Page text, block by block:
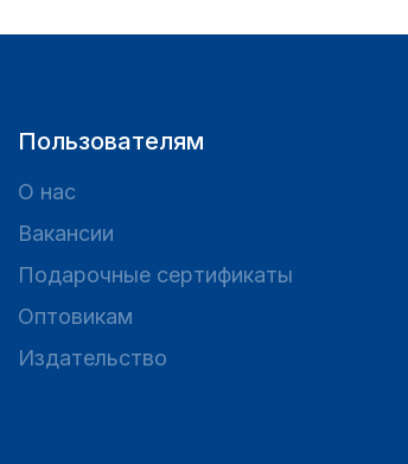
Пользователям
О нас
Вакансии
Подарочные сертификаты
Оптовикам
Издательство